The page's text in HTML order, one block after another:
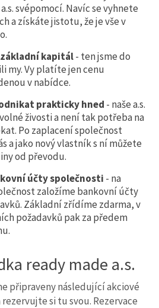
svépomocí. Navíc se vyhnete
a získáte jistotu, že je vše v
kapitál- ten jsme do
my. Vy platíte jen cenu
v nabídce.
prakticky hned - naše a.s.
živosti a není tak potřeba na
Po zaplacení společnost
a jako nový vlastník s ní můžete
od převodu.
účty společnosti - na
založíme bankovní účty
Základní zřídíme zdarma, v
požadavků pak za předem
ready made a.s.
připraveny následující akciové
si tu svou. Rezervace